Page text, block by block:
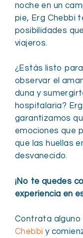
noche en un
pie, Erg Chebbi
posibilidades
viajeros.
¿Estás listo
observar el
duna y
hospitalaria?
garantizamos
emociones que
que las huellas
desvanecido.
¡No te quedes
experiencia en
Contrata alguno
Chebbi y